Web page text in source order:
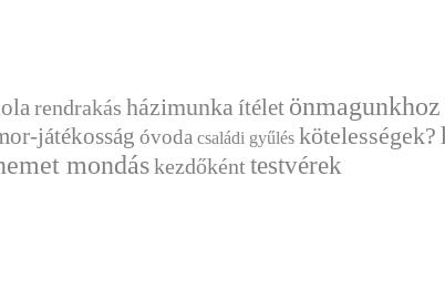
rendrakás házimunka ítélet
játékosság óvoda családi gyűlés kötelességek?
mondáskezdőként testvérek